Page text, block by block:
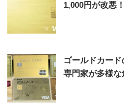
1,000円が改悪
ゴールドカード
専門家が多様な